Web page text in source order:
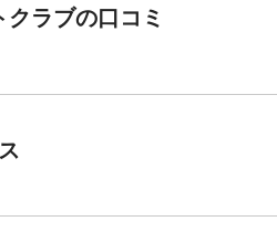
ラブの口コミ